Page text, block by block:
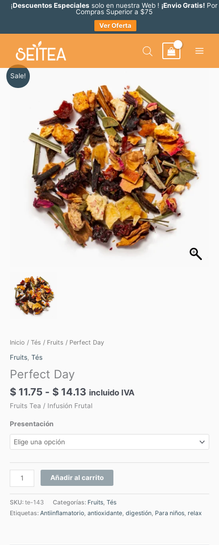
¡Descuentos Especialessolo en nuestra Web ! ¡Envio Gratis!Por
Compras Superior a $75
Ver Oferta
Sale!
Inicio / Tés / Fruits / Perfect Day
Fruits, Tés
Perfect Day
$ 11.75 - $ 14.13
precios:
desde
$ 11.75
hasta
$ 14.13
incluido IVA
Fruits Tea / Infusión Frutal
Presentación
Perfect
Day
Añadir al carrito
SKU: te-143 Categorías: Fruits Tés
Etiquetas: Antiinflamatorio antioxidante digestión Para niños relax